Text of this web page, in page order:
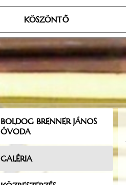
KÖSZÖNTŐ
BOLDOG BRENNER JÁNOS
ÓVODA
GALÉRIA